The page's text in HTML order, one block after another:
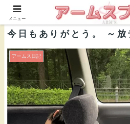
株式会社ＡＲＭ’Ｓ
今日もありがとう。 ～放
アームス日記
メニュー